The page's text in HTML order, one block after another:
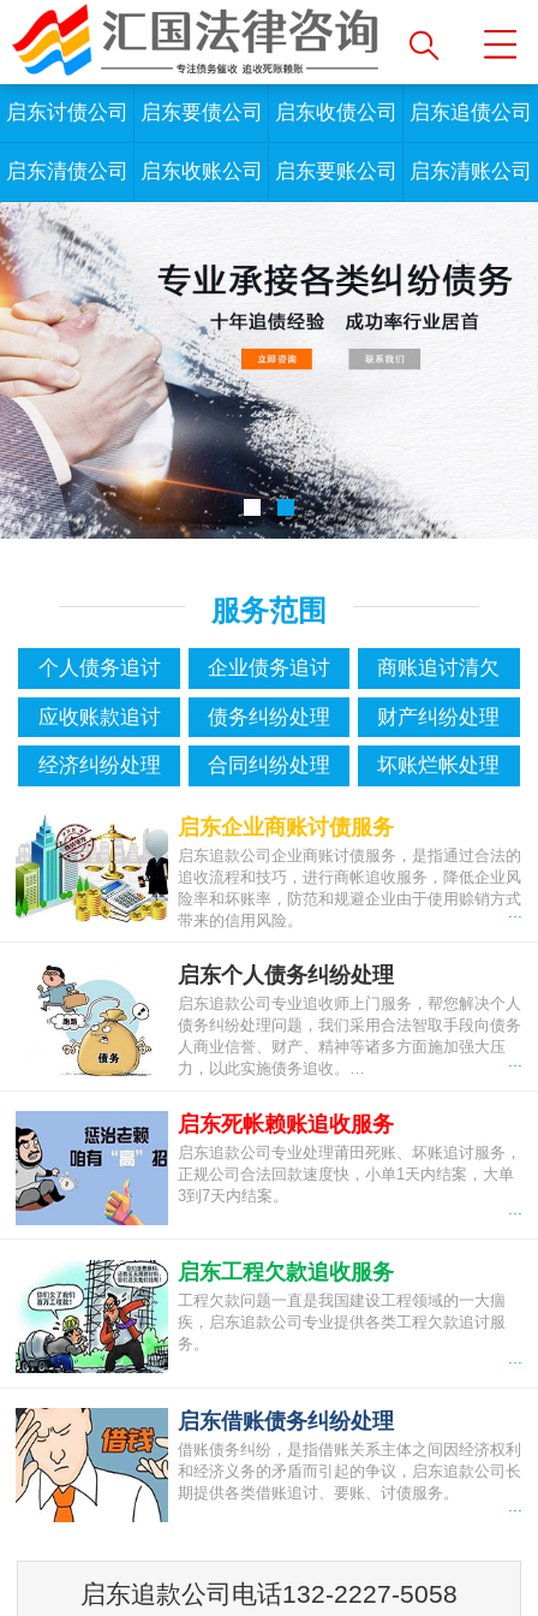
启东讨债公司 启东要债公司 启东收债公司 启东追债公司
启东清债公司 启东收账公司 启东要账公司 启东清账公司
服务范围
个人债务追讨 企业债务追讨 商账追讨清欠
应收账款追讨 债务纠纷处理 财产纠纷处理
经济纠纷处理 合同纠纷处理 坏账烂帐处理
启东企业商账讨债服务
启东追款公司企业商账讨债服务，是指通过合法的
追收流程和技巧，进行商帐追收服务，降低企业风
险率和坏账率，防范和规避企业由于使用赊销方式
带来的信用风险。
...
启东个人债务纠纷处理
启东追款公司专业追收师上门服务，帮您解决个人
债务纠纷处理问题，我们采用合法智取手段向债务
人商业信誉、财产、精神等诸多方面施加强大压
力，以此实施债务追收。…
启东死帐赖账追收服务
启东追款公司专业处理莆田死账、坏账追讨服务，
正规公司合法回款速度快，小单1天内结案，大单
3到7天内结案。
...
启东工程欠款追收服务
工程欠款问题一直是我国建设工程领域的一大痼
疾，启东追款公司专业提供各类工程欠款追讨服
务。
启东借账债务纠纷处理
借账债务纠纷，是指借账关系主体之间因经济权利
和经济义务的矛盾而引起的争议，启东追款公司长
期提供各类借账追讨、要账、讨债服务。
...
启东追款公司电话132-2227-5058